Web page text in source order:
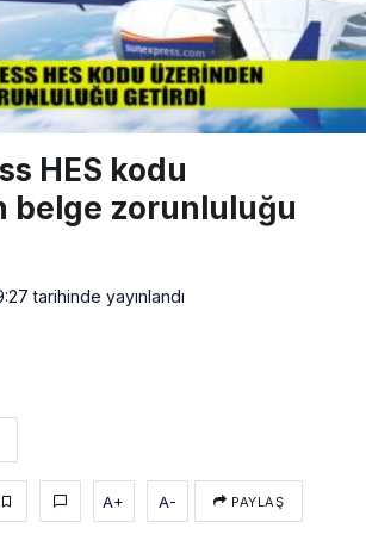
HES kodu
belge zorunluluğu
tarihinde yayınlandı
A+ A- PAYLAŞ